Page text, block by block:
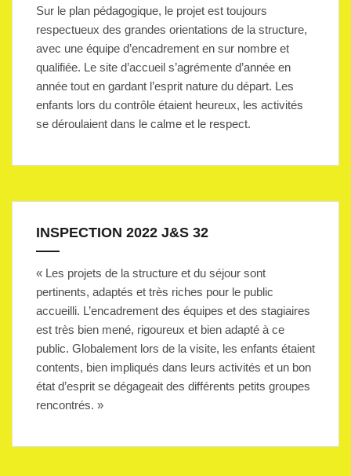
Sur le plan pédagogique, le projet est toujours
respectueux des grandes orientations de la structure,
avec une équipe d’encadrement en sur nombre et
qualifiée. Le site d’accueil s’agrémente d’année en
année tout en gardant l’esprit nature du départ. Les
enfants lors du contrôle étaient heureux, les activités
se déroulaient dans le calme et le respect.
INSPECTION 2022 J&S 32
« Les projets de la structure et du séjour sont
pertinents, adaptés et très riches pour le public
accueilli. L’encadrement des équipes et des stagiaires
est très bien mené, rigoureux et bien adapté à ce
public. Globalement lors de la visite, les enfants étaient
contents, bien impliqués dans leurs activités et un bon
état d’esprit se dégageait des différents petits groupes
rencontrés. »